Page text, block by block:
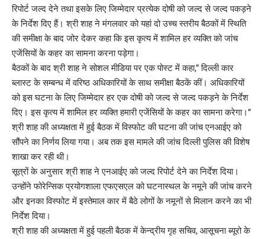
रिपोर्ट जल्द देने तथा इसके लिए जिम्मेदार प्रत्येक दोषी को जल्द से जल्द पकड़ने
के निर्देश दिए हैं। श्री शाह ने मंगलवार को यहां दो उच्च स्तरीय बैठकों में स्थिति
की समीक्षा के बाद जोर देकर कहा कि इस कृत्य में शामिल हर व्यक्ति को जांच
एजेंसियों के कहर का सामना करना पड़ेगा।
बैठकों के बाद श्री शाह ने सोशल मीडिया पर एक पोस्ट में कहा,” दिल्ली कार
ब्लास्ट के सम्बन्ध में वरिष्ठ अधिकारियों के साथ समीक्षा बैठकें कीं। अधिकारियों
को इस घटना के लिए जिम्मेदार हर एक दोषी को जल्द से जल्द पकड़ने के निर्देश
दिए। इस कृत्य में शामिल हर व्यक्ति हमारी एजेंसियों के कहर का सामना करेगा।”
श्री शाह की अध्यक्षता में हुई बैठक में विस्फोट की घटना की जांच एनआईए को
सौंपने का निर्णय लिया गया। अब तक इस मामले की जांच दिल्ली पुलिस की विशेष
शाखा कर रही थी।
सूत्रों के अनुसार श्री शाह ने एनआईए को जल्द रिपोर्ट देने का निर्देश दिया।
उन्होंने फोरेन्सिक प्रयोगशाला एफएसएल को घटनास्थल के नमूने की जांच करने
और इनका विस्फोट में इस्तेमाल कार में बैठे लोगों के नमूनों से मिलान करने का भी
निर्देश दिया।
श्री शाह की अध्यक्षता में हुई पहली बैठक में केन्द्रीय गृह सचिव, आसूचना ब्यूरो के